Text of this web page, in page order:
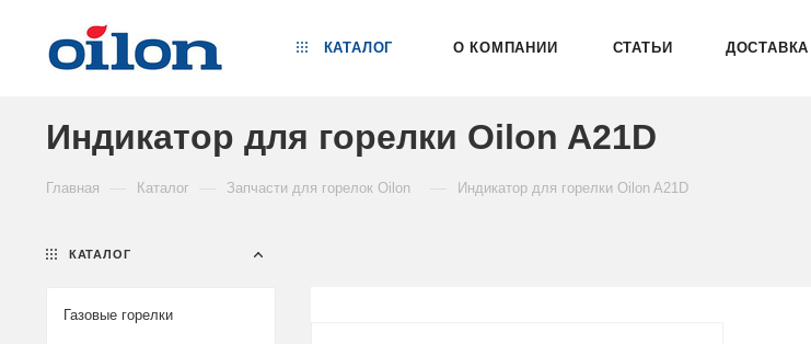
КАТАЛОГ О КОМПАНИИ СТАТЬИ ДОСТАВКА
Индикатор для горелки Oilon A21D
Главная Каталог Запчасти для горелок Oilon Индикатор для горелки Oilon A21D
КАТАЛОГ
Газовые горелки